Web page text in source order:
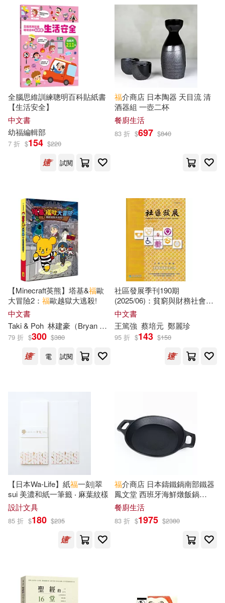
寵物生活(272)
故宮精品(6)
電子書閱讀器(10)
電子書(5680) 有聲書(313)
英國尤斯伯恩出版公司(72)
甘薇(69) 肖仁福(68)
（英）阿瑟·柯南·道爾(66)
otuko(63)
衛生福利部中央健康保險署(61)
柯南．道爾(60)
（英）柯南道爾(60)
衛生福利部疾病管制署(57)
市井時計(56)
衛生福利部國民健康署(56)
青沼(56)
鎌池和馬(51)
高橋留美子(51) 福原蓮士(50)
(英)柯南道爾(49)
本書編寫組(48)
幼福文化編輯部(47)
校園書房(378)
科學出版社(351)
藍海文化(336)
時報出版(331) 尖端(324)
社會科學文獻出版社(306)
機械工業出版社(301)
哈福企業(273)
人民郵電出版社(266)
法蘭克福(264) 宇宙光(250)
人民出版社(242)
清華大學出版社(241)
中信出版社(223) 青文(215)
福建人民出版社(214)
Deutsche Grammophon(213)
商周出版(196)
可海外宅配(44893)
可港澳店取(42089)
可新加坡店取(41455)
可菲律賓店取(42366)
本週上市新品(165)
電子書 (可複選)
適合手機平板閱讀(2595)
適合平板閱讀(3085)
免費電子書(85)
現在可購買商品(31624)
作者/演唱/譯/編/繪(5)
價格
範圍
-
全腦思維訓練聰明百科貼紙書
【生活安全】
中文書
幼福編輯部
7 折 $154 $220
試閱
福介商店 日本陶器 天目流 清
酒器組 一壺二杯
餐廚生活
83 折 $697 $840
【Minecraft英熊】塔基&福歐
大冒險2： 福歐越獄大逃殺!
中文書
Taki & Poh 林建豪（Bryan Lin） 安道監 金奎泰
79 折 $300 $380
電
試閱
社區發展季刊190期
(2025/06)：貧窮與財務社會工
作
中文書
王篤強 蔡培元 鄭麗珍
95 折 $143 $150
【日本Wa-Life】紙福一刻|翠
sui 美濃和紙一筆籤 ‧ 麻葉紋樣
設計文具
85 折 $180 $235
福介商店 日本鑄鐵鍋南部鐵器
鳳文堂 西班牙海鮮燉飯鍋
25cm
餐廚生活
83 折 $1975 $2380